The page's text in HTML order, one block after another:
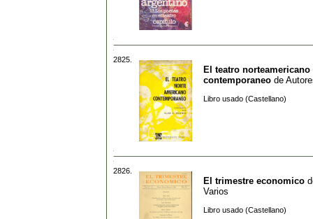
2825.
El teatro norteamericano
contemporaneo de
Libro usado (Castellano)
2826.
El trimestre economico
Varios
Libro usado (Castellano)